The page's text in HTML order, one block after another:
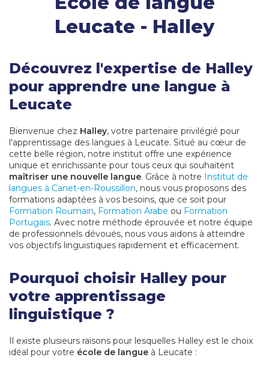
Leucate - Halley
Découvrez l'expertise de Halley
pour apprendre une langue à
Leucate
Bienvenue chez Halley, votre partenaire privilégié pour
l'apprentissage des langues à Leucate. Situé au cœur de
cette belle région, notre institut offre une expérience
unique et enrichissante pour tous ceux qui souhaitent
maîtriser une nouvelle langue. Grâce à notre Institut de
langues à Canet-en-Roussillon, nous vous proposons des
formations adaptées à vos besoins, que ce soit pour
Formation Roumain, Formation Arabe ou Formation
Portugais. Avec notre méthode éprouvée et notre équipe
de professionnels dévoués, nous vous aidons à atteindre
vos objectifs linguistiques rapidement et efficacement.
Pourquoi choisir Halley pour
votre apprentissage
linguistique ?
Il existe plusieurs raisons pour lesquelles Halley est le choix
idéal pour votre école de langue à Leucate :